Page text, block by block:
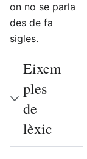
on no se parla
des de fa
sigles.
Eixem
ples
de
lèxic